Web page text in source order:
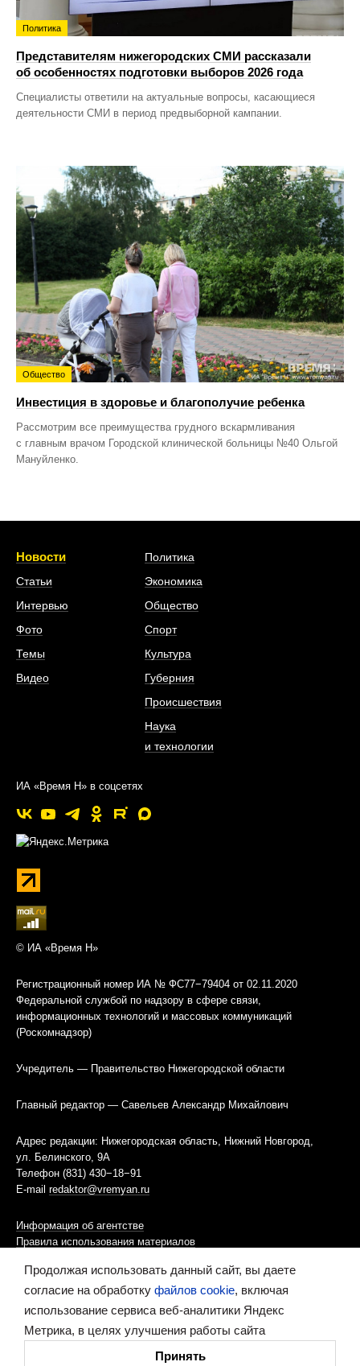
Политика
Представителям нижегородских СМИ рассказали
об особенностях подготовки выборов 2026 года
Специалисты ответили на актуальные вопросы, касающиеся
деятельности СМИ в период предвыборной кампании.
Общество
Инвестиция в здоровье и благополучие ребенка
Рассмотрим все преимущества грудного вскармливания
с главным врачом Городской клинической больницы №40 Ольгой
Мануйленко.
Новости
Статьи
Интервью
Фото
Темы
Видео
Политика
Экономика
Общество
Спорт
Культура
Губерния
Происшествия
Наука
и технологии
ИА «Время Н» в соцсетях
© ИА «Время Н»
Регистрационный номер ИА № ФС77−79404 от 02.11.2020
Федеральной службой по надзору в сфере связи,
информационных технологий и массовых коммуникаций
(Роскомнадзор)
Учредитель — Правительство Нижегородской области
Главный редактор — Савельев Александр Михайлович
Адрес редакции: Нижегородская область, Нижний Новгород,
ул. Белинского, 9А
Телефон (831) 430−18−91
E-mail redaktor@vremyan.ru
Информация об агентстве
Правила использования материалов
Информационная политика использования «cookies»-файлов
Ресурс содержит материалы 16+
Продолжая использовать данный сайт, вы даете
согласие на обработку файлов cookie, включая
использование сервиса веб-аналитики Яндекс
Метрика, в целях улучшения работы сайта
Принять